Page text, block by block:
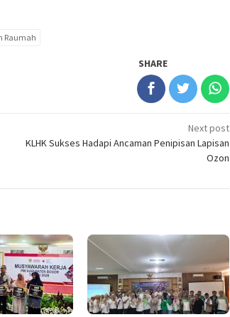
Raumah
SHARE
Next post
KLHK Sukses Hadapi Ancaman Penipisan Lapisan
Ozon